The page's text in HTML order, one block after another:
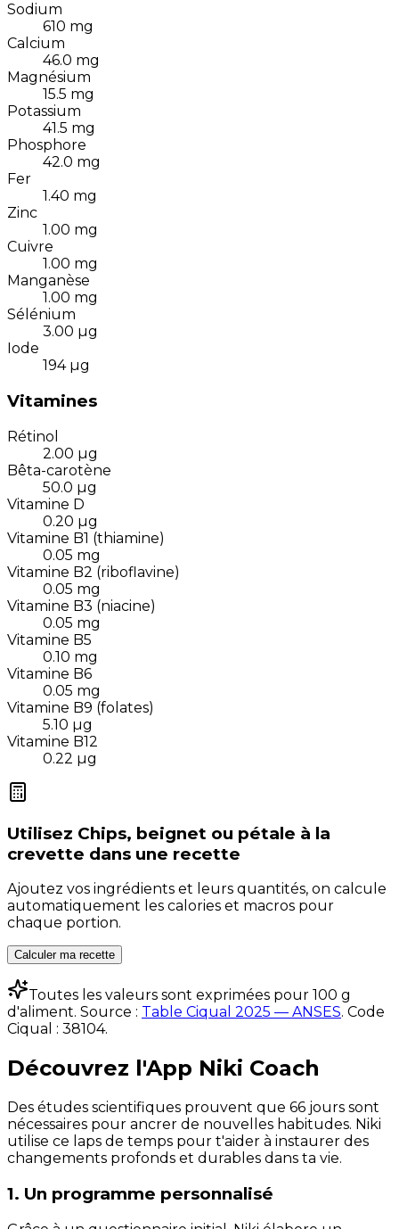
Sodium
610 mg
Calcium
46.0 mg
Magnésium
15.5 mg
Potassium
41.5 mg
Phosphore
42.0 mg
Fer
1.40 mg
Zinc
1.00 mg
Cuivre
1.00 mg
Manganèse
1.00 mg
Sélénium
3.00 µg
Iode
194 µg
Vitamines
Rétinol
2.00 µg
Bêta-carotène
50.0 µg
Vitamine D
0.20 µg
Vitamine B1 (thiamine)
0.05 mg
Vitamine B2 (riboflavine)
0.05 mg
Vitamine B3 (niacine)
0.05 mg
Vitamine B5
0.10 mg
Vitamine B6
0.05 mg
Vitamine B9 (folates)
5.10 µg
Vitamine B12
0.22 µg
Utilisez Chips, beignet ou pétale à la
crevette dans une recette
Ajoutez vos ingrédients et leurs quantités, on calcule
automatiquement les calories et macros pour
chaque portion.
Calculer ma recette
Toutes les valeurs sont exprimées pour 100 g
d'aliment. Source : Table Ciqual 2025 — ANSES. Code
Ciqual : 38104.
Découvrez l'App Niki Coach
Des études scientifiques prouvent que 66 jours sont
nécessaires pour ancrer de nouvelles habitudes. Niki
utilise ce laps de temps pour t'aider à instaurer des
changements profonds et durables dans ta vie.
1. Un programme personnalisé